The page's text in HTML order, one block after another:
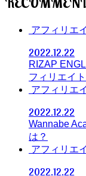
アフィリエ
2022.12.22
RIZAP
フィリエイ
アフィリエ
2022.12.22
Wannabe
は？
アフィリエ
2022.12.22